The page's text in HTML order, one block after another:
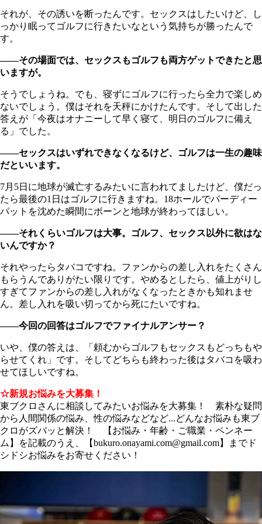
それが、その誘いを断ったんです。セックスはしたいけど、し
っかり眠ってゴルフに行きたいなという気持ちが勝ったんで
す。
――その場面では、セックスもゴルフも両方ゲットできたと思
いますが。
そうでしょうね。でも、寝ずにゴルフに行ったら全力で楽しめ
ないでしょう。僕はそれを天秤にかけたんです。そして出した
答えが「今夜はオナニーして早く寝て、明日のゴルフに備え
る」でした。
――セックスはいずれできなくなるけど、ゴルフは一生の趣味
だといいます。
7月5日に地球が滅亡するみたいに言われてましたけど、僕だっ
たら最後の1日はゴルフに行きますね。18ホールでバーディー
パットを沈めた瞬間にボーンと地球が終わってほしい。
――それくらいゴルフは大事。ゴルフ、セックス以外に欲はな
いんですか？
それやったらタバコですね。ファンからの差し入れをたくさん
もらうんでありがたい限りです。やめるとしたら、値上がりし
すぎてファンからの差し入れがなくなったときかも知れませ
ん。差し入れを吸い切ってから死にたいですね。
――今回の回答はゴルフでファイナルアンサー？
いや、僕の答えは、「頼むからゴルフもセックスもどっちもや
らせてくれ」です。そしてどちらも終わった後はタバコを吸わ
せてほしいですね。
☆新規お悩みを大募集！
東ブクロさんに相談してみたいお悩みを大募集！ 素朴な疑問
から人間関係の悩み、性の悩みなどなど...どんなお悩みも東ブ
クロがズバッと解決！ 【お悩み・年齢・ご職業・ペンネー
ム】を記載のうえ、【bukuro.onayami.com@gmail.com】までド
シドシお悩みをお寄せください！